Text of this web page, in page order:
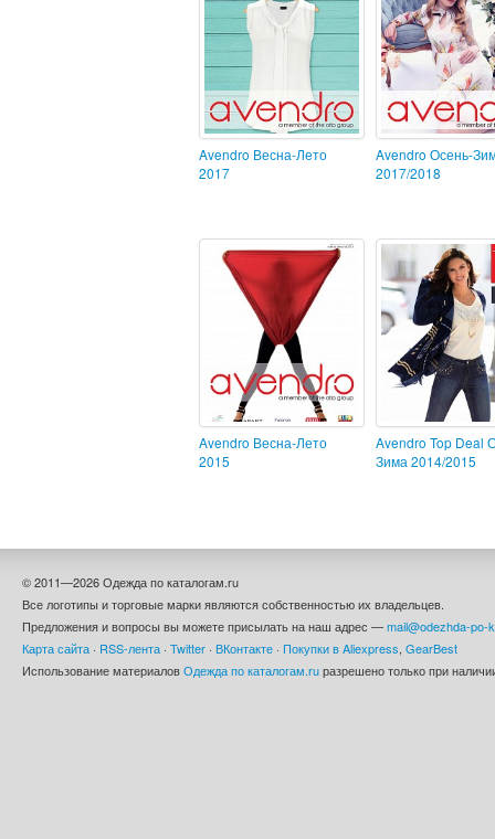
Avendro Весна-Лето
2017
Avendro Осень-
2017/2018
Avendro Весна-Лето
2015
Avendro Top Deal
Зима 2014/2015
© 2011—2026 Одежда по каталогам.ru
Все логотипы и торговые марки являются собственностью их владельцев.
Предложения и вопросы вы можете присылать на наш адрес —mail@odezhda-po-
Карта сайта · RSS-лента · Twitter · ВКонтакте · Покупки в Aliexpress GearBest
Использование материаловОдежда по каталогам.ruразрешено только при